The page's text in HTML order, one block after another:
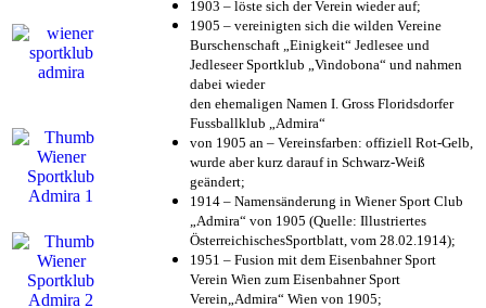
1903 – löste sich der Verein wieder auf;
1905 – vereinigten sich die wilden Vereine
Burschenschaft „Einigkeit“ Jedlesee und
Jedleseer Sportklub „Vindobona“ und nahmen
dabei wieder
den ehemaligen Namen I. Gross Floridsdorfer
Fussballklub „Admira“
von 1905 an – Vereinsfarben: offiziell Rot-Gelb,
wurde aber kurz darauf in Schwarz-Weiß
geändert;
1914 – Namensänderung in Wiener Sport Club
„Admira“ von 1905 (Quelle: Illustriertes
ÖsterreichischesSportblatt, vom 28.02.1914);
1951 – Fusion mit dem Eisenbahner Sport
Verein Wien zum Eisenbahner Sport
Verein„Admira“ Wien von 1905;